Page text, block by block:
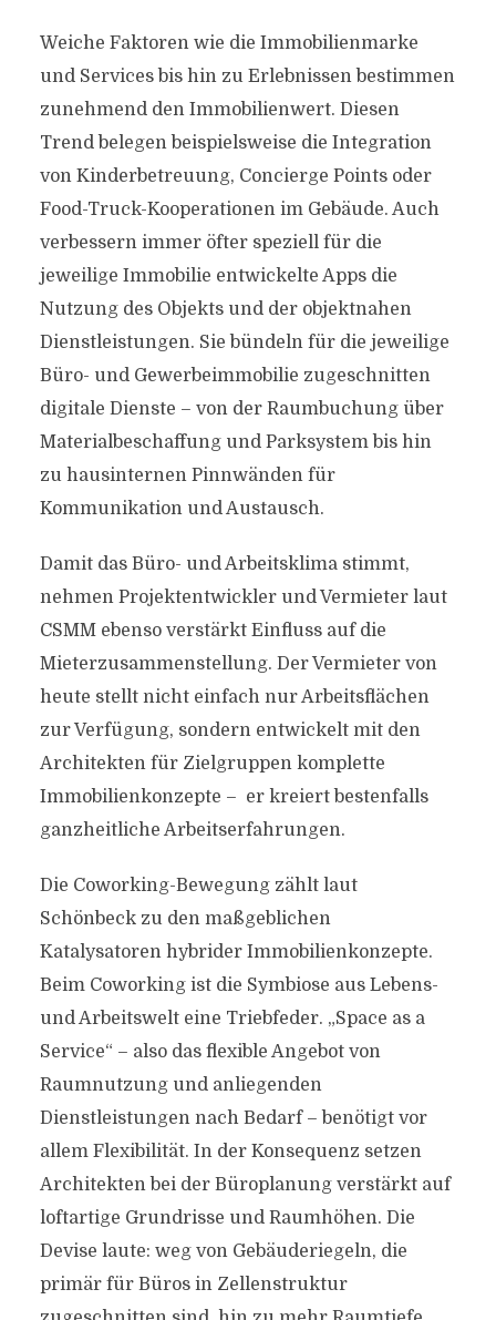
Weiche Faktoren wie die Immobilienmarke
und Services bis hin zu Erlebnissen bestimmen
zunehmend den Immobilienwert. Diesen
Trend belegen beispielsweise die Integration
von Kinderbetreuung, Concierge Points oder
Food-Truck-Kooperationen im Gebäude. Auch
verbessern immer öfter speziell für die
jeweilige Immobilie entwickelte Apps die
Nutzung des Objekts und der objektnahen
Dienstleistungen. Sie bündeln für die jeweilige
Büro- und Gewerbeimmobilie zugeschnitten
digitale Dienste – von der Raumbuchung über
Materialbeschaffung und Parksystem bis hin
zu hausinternen Pinnwänden für
Kommunikation und Austausch.
Damit das Büro- und Arbeitsklima stimmt,
nehmen Projektentwickler und Vermieter laut
CSMM ebenso verstärkt Einfluss auf die
Mieterzusammenstellung. Der Vermieter von
heute stellt nicht einfach nur Arbeitsflächen
zur Verfügung, sondern entwickelt mit den
Architekten für Zielgruppen komplette
Immobilienkonzepte – er kreiert bestenfalls
ganzheitliche Arbeitserfahrungen.
Die Coworking-Bewegung zählt laut
Schönbeck zu den maßgeblichen
Katalysatoren hybrider Immobilienkonzepte.
Beim Coworking ist die Symbiose aus Lebens-
und Arbeitswelt eine Triebfeder. „Space as a
Service“ – also das flexible Angebot von
Raumnutzung und anliegenden
Dienstleistungen nach Bedarf – benötigt vor
allem Flexibilität. In der Konsequenz setzen
Architekten bei der Büroplanung verstärkt auf
loftartige Grundrisse und Raumhöhen. Die
Devise laute: weg von Gebäuderiegeln, die
primär für Büros in Zellenstruktur